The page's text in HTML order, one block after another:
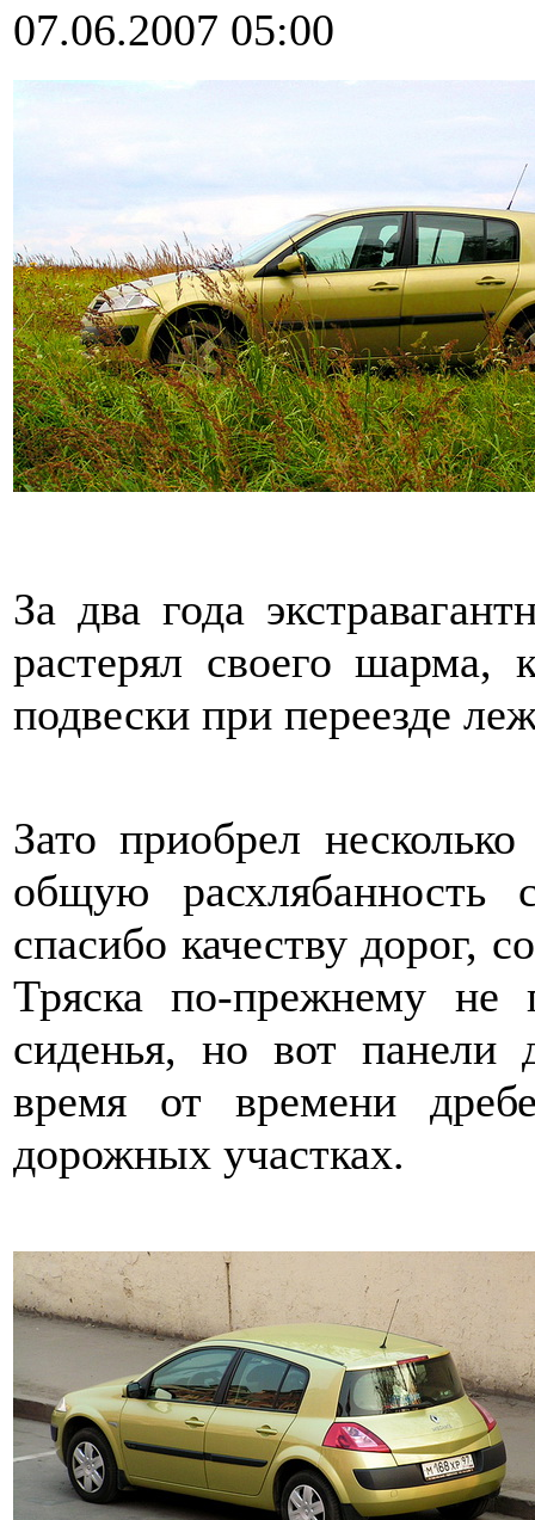
07.06.2007 05:00
За два года
растерял своего шарма,
подвески при переезде
Зато приобрел
общую расхлябанность
спасибо качеству дорог,
Тряска по-прежнему не
сиденья, но вот панели
время от времени
дорожных участках.